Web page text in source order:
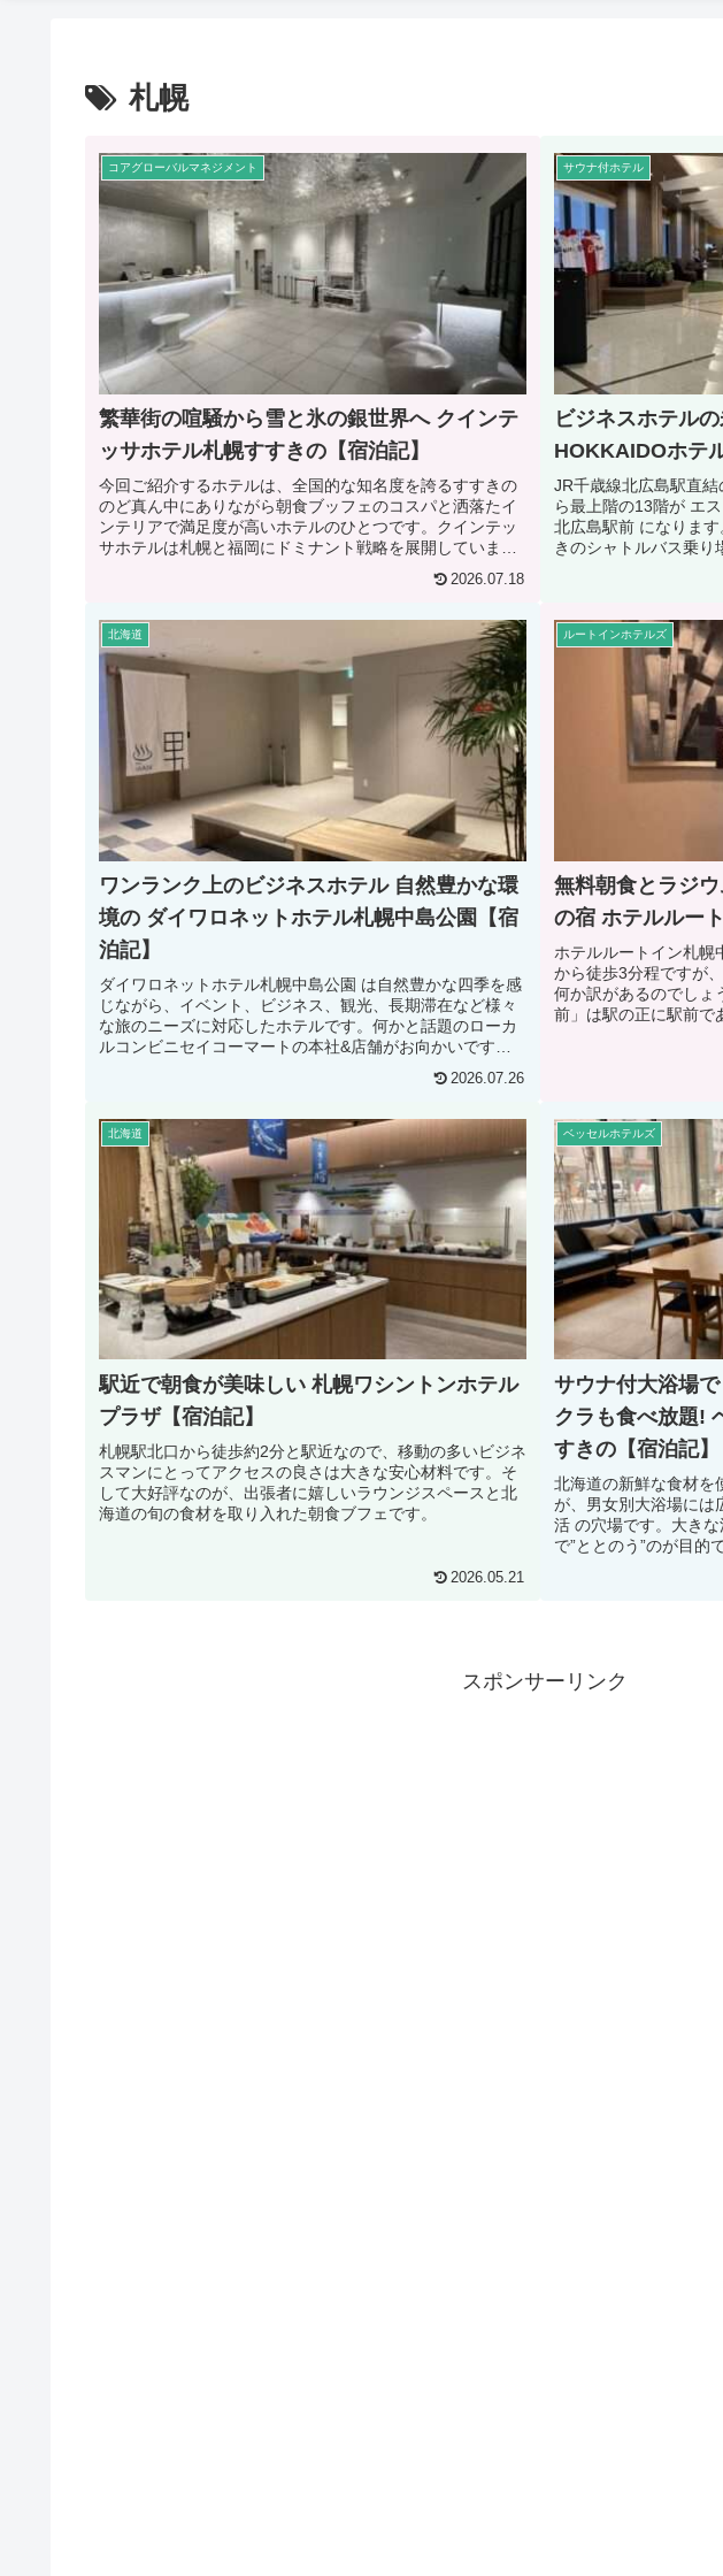
札幌
コアグローバルマネジメント
繁華街の喧騒から雪と氷の銀世界へ クインテ
ッサホテル札幌すすきの【宿泊記】
今回ご紹介するホテルは、全国的な知名度を誇るすすきの
のど真ん中にありながら朝食ブッフェのコスパと洒落たイ
ンテリアで満足度が高いホテルのひとつです。クインテッ
サホテルは札幌と福岡にドミナント戦略を展開していま
2026.07.18
サウナ付ホテル
ビジネスホテル
HOKKAIDOホテ
JR千歳線北広島駅直
ら最上階の13階が エ
北広島駅前 になりま
きのシャトルバス乗り
北海道
ワンランク上のビジネスホテル 自然豊かな環
境の ダイワロネットホテル札幌中島公園【宿
泊記】
ダイワロネットホテル札幌中島公園 は自然豊かな四季を感
じながら、イベント、ビジネス、観光、長期滞在など様々
な旅のニーズに対応したホテルです。何かと話題のローカ
ルコンビニセイコーマートの本社&店舗がお向かいです。
2026.07.26
ルートインホテルズ
無料朝食とラジ
の宿 ホテルルー
ホテルルートイン札幌
から徒歩3分程ですが
何か訳があるのでしょ
前」は駅の正に駅前で
北海道
駅近で朝食が美味しい 札幌ワシントンホテル
プラザ【宿泊記】
札幌駅北口から徒歩約2分と駅近なので、移動の多いビジネ
スマンにとってアクセスの良さは大きな安心材料です。そ
して大好評なのが、出張者に嬉しいラウンジスペースと北
海道の旬の食材を取り入れた朝食ブフェです。
2026.05.21
ベッセルホテルズ
サウナ付大浴場
クラも食べ放題!
すきの【宿泊記】
北海道の新鮮な食材を
が、男女別大浴場には
活 の穴場です。大き
で”ととのう”のが目的
スポンサーリンク